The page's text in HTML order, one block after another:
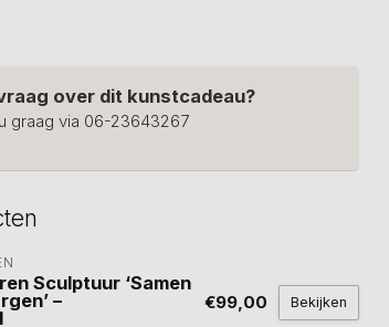
over dit kunstcadeau?
graag via 06-23643267
Sculptuur ‘Samen
–
€99,00 Bekijken